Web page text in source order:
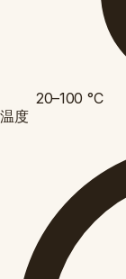
20–100 °C
温度